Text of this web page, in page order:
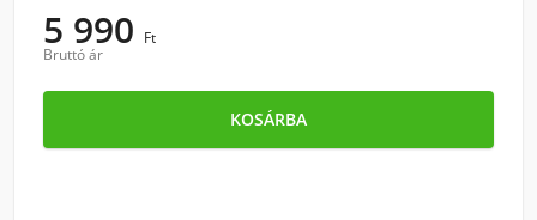
5 990 Ft
Bruttó ár
KOSÁRBA